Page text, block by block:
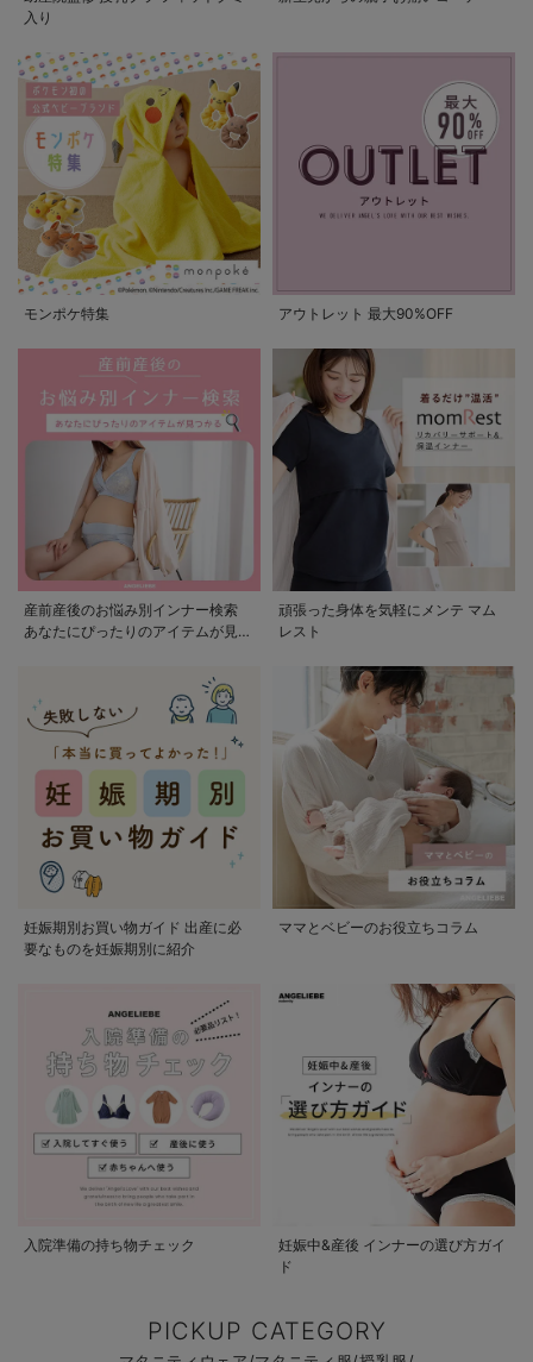
入り
モンポケ特集 アウトレット 最大90%OFF
産前産後のお悩み別インナー検索
あなたにぴったりのアイテムが見つ
頑張った身体を気軽にメンテ マム
レスト
妊娠期別お買い物ガイド 出産に必
要なものを妊娠期別に紹介
ママとベビーのお役立ちコラム
入院準備の持ち物チェック
妊娠中&産後 インナーの選び方ガイ
ド
PICKUP CATEGORY